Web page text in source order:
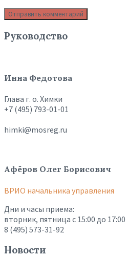
Руководство
Инна Федотова
Глава г. о. Химки
+7 (495) 793-01-01
himki@mosreg.ru
Афёров Олег Борисович
ВРИО начальника управления
Дни и часы приема:
вторник, пятница с 15:00 до 17:00
8 (495) 573-31-92
Новости